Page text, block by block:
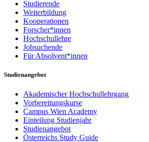
Studierende
Weiterbildung
Kooperationen
Forscher*innen
Hochschullehre
Jobsuchende
Für Absolvent*innen
Studienangebot
Akademischer Hochschullehrgang
Vorbereitungskurse
Campus Wien Academy
Einteilung Studienjahr
Studienangebot
Österreichs Study Guide